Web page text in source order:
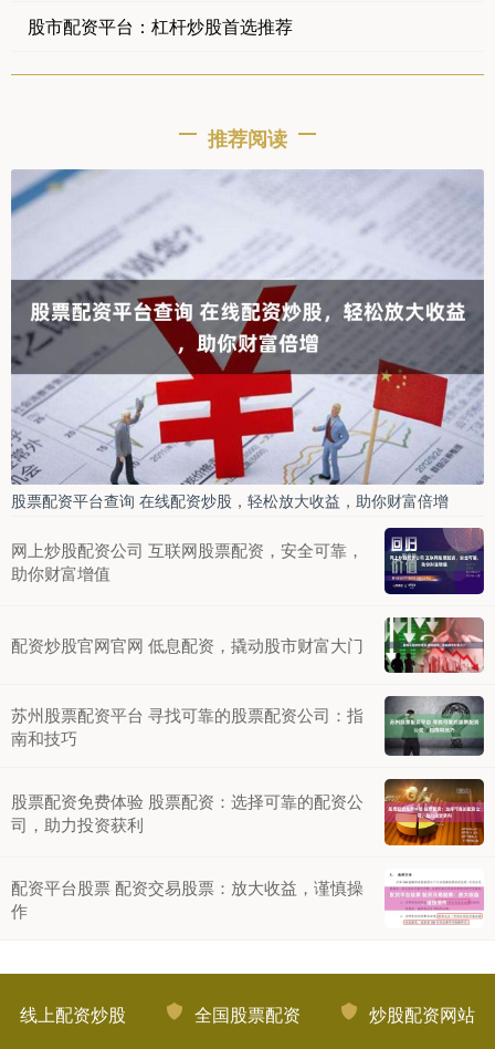
股市配资平台：杠杆炒股首选推荐
推荐阅读
股票配资平台查询 在线配资炒股，轻松放大收益，助你财富倍增
网上炒股配资公司 互联网股票配资，安全可靠，
助你财富增值
配资炒股官网官网 低息配资，撬动股市财富大门
苏州股票配资平台 寻找可靠的股票配资公司：指
南和技巧
股票配资免费体验 股票配资：选择可靠的配资公
司，助力投资获利
配资平台股票 配资交易股票：放大收益，谨慎操
作
线上配资炒股 全国股票配资 炒股配资网站